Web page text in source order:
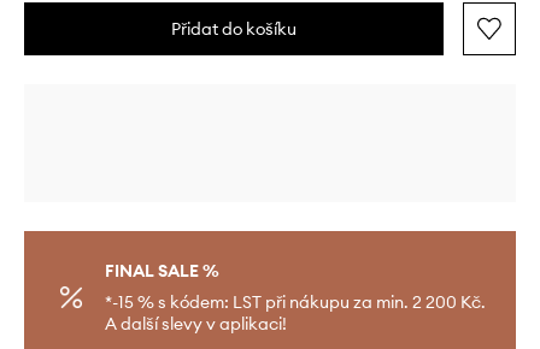
Přidat do košíku
FINAL SALE %
*-15 % s kódem: LST při nákupu za min. 2 200 Kč.
A další slevy v aplikaci!